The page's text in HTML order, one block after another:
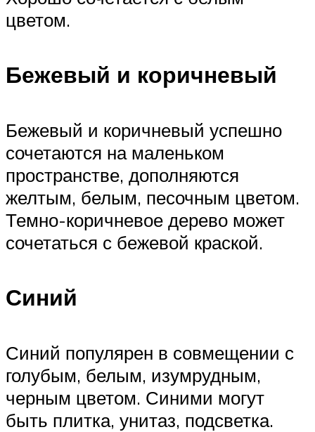
цветом.
Бежевый и коричневый
Бежевый и коричневый успешно
сочетаются на маленьком
пространстве, дополняются
желтым, белым, песочным цветом.
Темно-коричневое дерево может
сочетаться с бежевой краской.
Синий
Синий популярен в совмещении с
голубым, белым, изумрудным,
черным цветом. Синими могут
быть плитка, унитаз, подсветка.